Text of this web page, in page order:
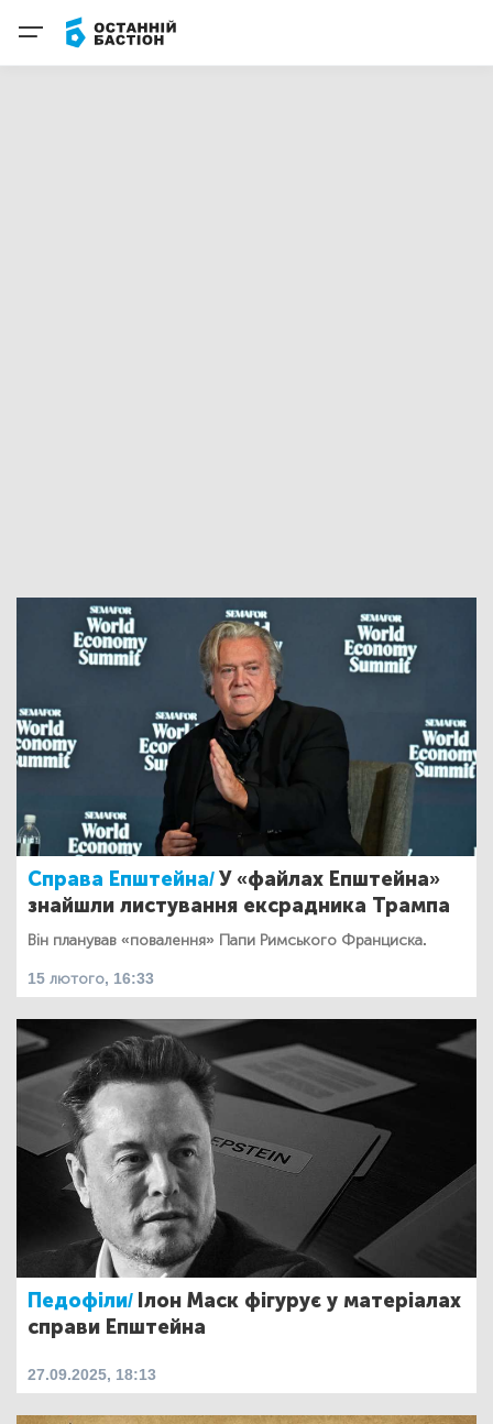
Справа Епштейна/У «файлах Епштейна»
знайшли листування ексрадника Трампа
Він планував «повалення» Папи Римського Франциска.
15 лютого, 16:33
Педофіли/ Ілон Маск фігурує у матеріалах
справи Епштейна
27.09.2025, 18:13